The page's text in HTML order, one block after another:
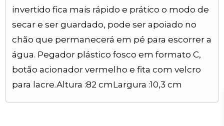
invertido fica mais rápido e prático o modo de
secar e ser guardado, pode ser apoiado no
chão que permanecerá em pé para escorrer a
água. Pegador plástico fosco em formato C,
botão acionador vermelho e fita com velcro
para lacre.Altura :82 cmLargura :10,3 cm